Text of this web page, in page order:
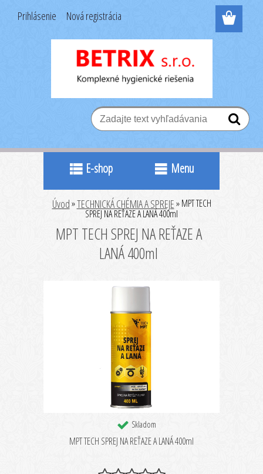
Prihlásenie Nová registrácia
E-shop Menu
Úvod»TECHNICKÁ CHÉMIA A SPREJE» MPT TECH
SPREJ NA REŤAZE A LANÁ 400ml
MPT TECH SPREJ NA REŤAZE A
LANÁ 400ml
Skladom
MPT TECH SPREJ NA REŤAZE A LANÁ 400ml